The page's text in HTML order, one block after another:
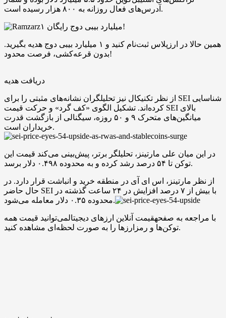
آدرس‌های فعال روزانه به ۸۰۰ هزار رسیده است.
۱ میلیارد بیبی دوج رایگان!
همین حالا در ارزپلاس ثبت‌نام کنید و ۱ میلیارد بیبی دوج هدیه بگیرید.
بدون قرعه‌کشی، فرصت محدود!
دریافت هدیه
از نظر تکنیکال نیز تحلیلگران نشانه‌های مثبتی را برای SEI شناسایی
کرده‌اند. تشکیل الگوی «کف گرد» و حرکت قیمت SEI بالای
میانگین‌های متحرک ۹ و ۵۰ روزه، سیگنالی از بازگشت قدرت
خریداران است.
در این میان علی مارتینز، تحلیلگر برتر، پیش‌بینی می‌کند قیمت این
توکن تا ۵۴ درصد رشد کرده و به محدوده ۰.۴۹۸ دلار برسد.
از نظر مارتینز، اس ای آی در منطقه خرید و انباشت قرار دارد. در
حال حاضر SEI با بیش از ۷ درصد افزایش در ۲۴ ساعت گذشته در
محدوده ۰.۳۵ دلار معامله می‌شود.
با مراجعه به صفحهقیمت آنلاین ارزهای دیجیتالمی‌توانید قیمت همه
توکن‌ها و رمزارزها را به صورت لحظه‌ای مشاهده کنید.